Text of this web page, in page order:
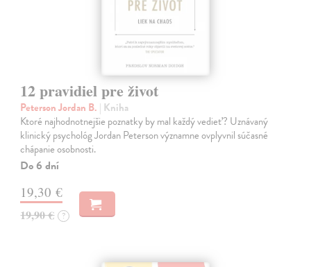
12 pravidiel pre život
Peterson Jordan B. | Kniha
Ktoré najhodnotnejšie poznatky by mal každý vedieť? Uznávaný
klinický psychológ Jordan Peterson významne ovplyvnil súčasné
chápanie osobnosti.
Do 6 dní
19,30 €
19,90 € ?